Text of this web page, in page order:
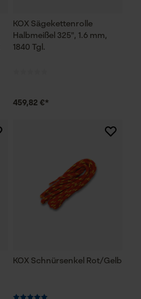
KOX Sägekettenrolle
Halbmeißel 325", 1.6 mm,
1840 Tgl.
459,82 €*
KOX Schnürsenkel Rot/Gelb